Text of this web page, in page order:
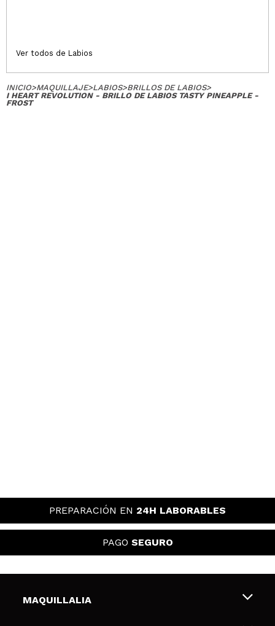
Ver todos de Labios
INICIO>MAQUILLAJE>LABIOS>BRILLOS DE LABIOS>
I HEART REVOLUTION - BRILLO DE LABIOS TASTY PINEAPPLE -
FROST
PREPARACIÓN EN 24H LABORABLES
PAGO SEGURO
MAQUILLALIA